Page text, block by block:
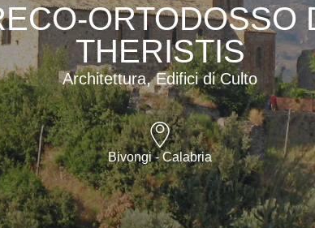
ORTODOSSO
THERISTIS
Architettura, Edifici di Culto
Bivongi - Calabria